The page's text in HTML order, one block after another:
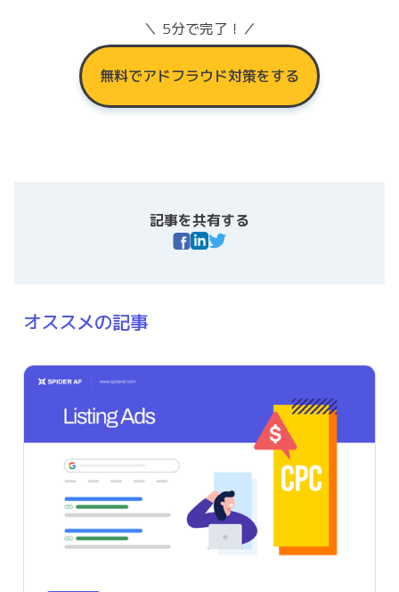
＼ 5分で完了！／
無料でアドフラウド対策をする
記事を共有する
オススメの記事